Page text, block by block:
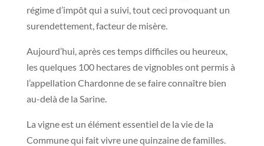
régime d’impôt qui a suivi, tout ceci provoquant un
surendettement, facteur de misère.
Aujourd’hui, après ces temps difficiles ou heureux,
les quelques 100 hectares de vignobles ont permis à
l’appellation Chardonne de se faire connaître bien
au-delà de la Sarine.
La vigne est un élément essentiel de la vie de la
Commune qui fait vivre une quinzaine de familles.